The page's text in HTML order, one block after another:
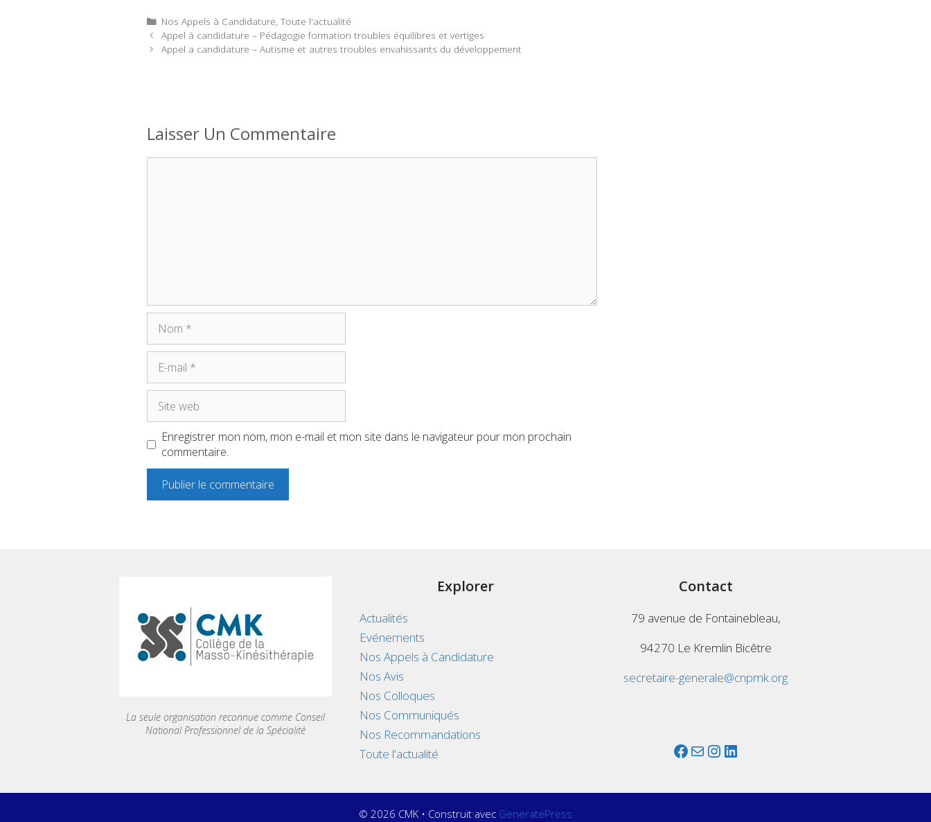
Catégories
Nos Appels à Candidature,Toute l'actualité
Appel à candidature – Pédagogie formation troubles équilibres et vertiges
Appel a candidature – Autisme et autres troubles envahissants du développement
Laisser Un Commentaire
mail
web
Enregistrer mon nom, mon e-mail et mon site dans le navigateur pour mon prochain
commentaire.
La seule organisation reconnue comme Conseil
National Professionnel de la Spécialité
Explorer
Actualités
Evénements
Nos Appels à Candidature
Nos Avis
Nos Colloques
Nos Communiqués
Nos Recommandations
Toute l'actualité
Contact
79 avenue de Fontainebleau,
94270 Le Kremlin Bicêtre
secretaire-generale@cnpmk.org
Facebook
MailInstagram
LinkedIn
© 2026 CMK • Construit avec GeneratePress